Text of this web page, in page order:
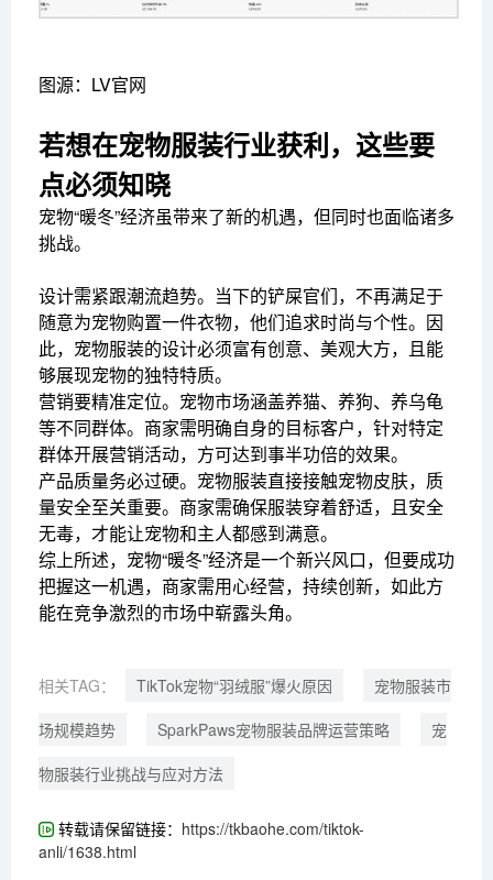
图源：LV官网
若想在宠物服装行业获利，这些要
点必须知晓
宠物“暖冬”经济虽带来了新的机遇，但同时也面临诸多
挑战。
设计需紧跟潮流趋势。当下的铲屎官们，不再满足于
随意为宠物购置一件衣物，他们追求时尚与个性。因
此，宠物服装的设计必须富有创意、美观大方，且能
够展现宠物的独特特质。
营销要精准定位。宠物市场涵盖养猫、养狗、养乌龟
等不同群体。商家需明确自身的目标客户，针对特定
群体开展营销活动，方可达到事半功倍的效果。
产品质量务必过硬。宠物服装直接接触宠物皮肤，质
量安全至关重要。商家需确保服装穿着舒适，且安全
无毒，才能让宠物和主人都感到满意。
综上所述，宠物“暖冬”经济是一个新兴风口，但要成功
把握这一机遇，商家需用心经营，持续创新，如此方
能在竞争激烈的市场中崭露头角。
相关TAG： TikTok宠物“羽绒服”爆火原因
宠物服装市
场规模趋势
SparkPaws宠物服装品牌运营策略
宠
物服装行业挑战与应对方法
转载请保留链接： https://tkbaohe.com/tiktok-
anli/1638.html